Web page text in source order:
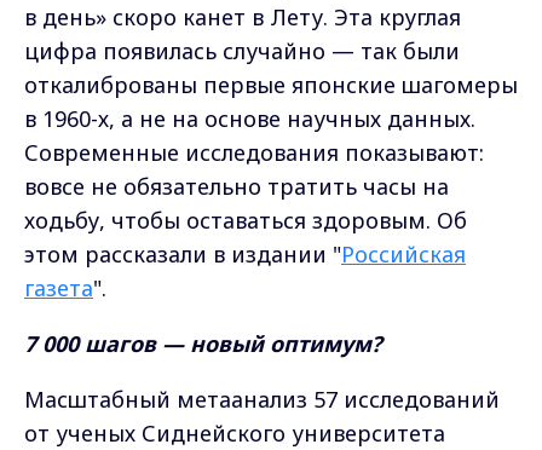
в день» скоро канет в Лету. Эта круглая
цифра появилась случайно — так были
откалиброваны первые японские шагомеры
в 1960-х, а не на основе научных данных.
Современные исследования показывают:
вовсе не обязательно тратить часы на
ходьбу, чтобы оставаться здоровым. Об
этом рассказали в издании "Российская
газета".
7 000 шагов — новый оптимум?
Масштабный метаанализ 57 исследований
от ученых Сиднейского университета